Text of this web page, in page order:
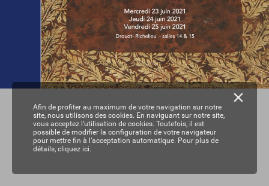
Afin de profiter au maximum de votre navigation sur notre
site, nous utilisons des cookies. En naviguant sur notre site,
vous acceptez l’utilisation de cookies. Toutefois, il est
possible de modifier la configuration de votre navigateur
pour mettre fin à l’acceptation automatique. Pour plus de
détails, cliquez ici.